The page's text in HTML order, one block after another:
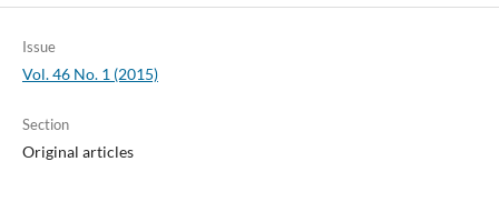
Issue
Vol. 46 No. 1 (2015)
Section
Original articles